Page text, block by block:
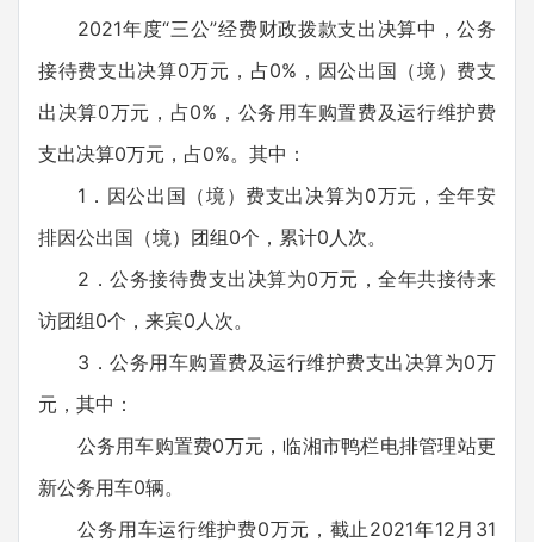
2021年度“三公”经费财政拨款支出决算中，公务
接待费支出决算0万元，占0%，因公出国（境）费支
出决算0万元，占0%，公务用车购置费及运行维护费
支出决算0万元，占0%。其中：
1．因公出国（境）费支出决算为0万元，全年安
排因公出国（境）团组0个，累计0人次。
2．公务接待费支出决算为0万元，全年共接待来
访团组0个，来宾0人次。
3．公务用车购置费及运行维护费支出决算为0万
元，其中：
公务用车购置费0万元，临湘市鸭栏电排管理站更
新公务用车0辆。
公务用车运行维护费0万元，截止2021年12月31